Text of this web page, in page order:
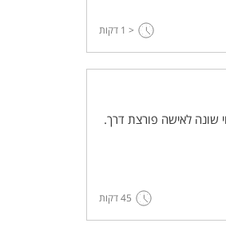
< 1 דקות
שונה לאישה פורצת דרך.
45 דקות